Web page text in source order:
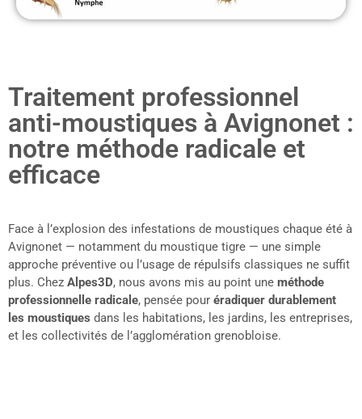
Traitement professionnel
anti-moustiques à Avignonet :
notre méthode radicale et
efficace
Face à l’explosion des infestations de moustiques chaque été à
Avignonet — notamment du moustique tigre — une simple
approche préventive ou l’usage de répulsifs classiques ne suffit
plus. Chez Alpes3D, nous avons mis au point une méthode
professionnelle radicale, pensée pour éradiquer durablement
les moustiques dans les habitations, les jardins, les entreprises,
et les collectivités de l’agglomération grenobloise.